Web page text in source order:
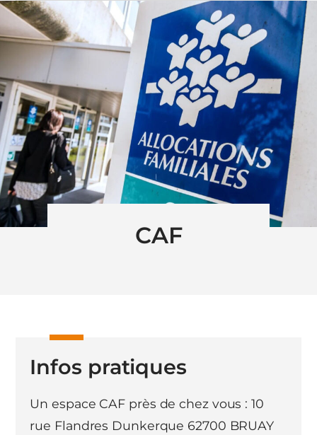
CAF
Infos pratiques
Un espace CAF près de chez vous : 10
rue Flandres Dunkerque 62700 BRUAY